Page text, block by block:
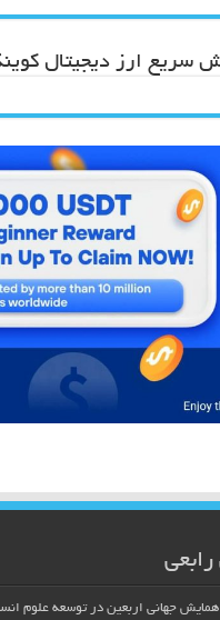
سریع ارز دیجیتال
جهانی اربعین در توسعه علوم